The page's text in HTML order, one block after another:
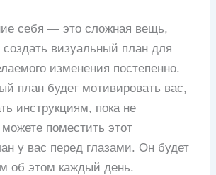
себя — это сложная вещь,
визуальный план для
изменения постепенно.
план будет мотивировать вас,
инструкциям, пока не
поместить этот
у вас перед глазами. Он будет
об этом каждый день.